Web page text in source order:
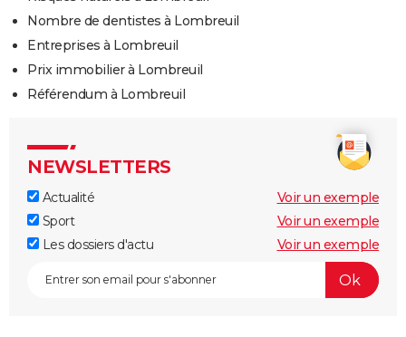
Nombre de dentistes à Lombreuil
Entreprises à Lombreuil
Prix immobilier à Lombreuil
Référendum à Lombreuil
NEWSLETTERS
Actualité
Voir un exemple
Sport
Voir un exemple
Les dossiers d'actu
Voir un exemple